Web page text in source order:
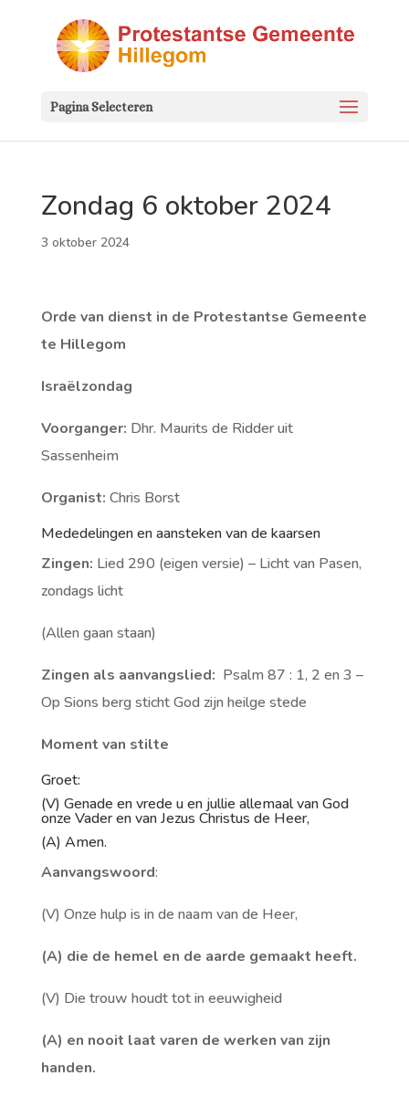
Pagina Selecteren
Zondag 6 oktober 2024
3 oktober 2024
Orde van dienst in de Protestantse Gemeente
te Hillegom
Israëlzondag
Voorganger: Dhr. Maurits de Ridder uit
Sassenheim
Organist: Chris Borst
Mededelingen en aansteken van de kaarsen
Zingen: Lied 290 (eigen versie) – Licht van Pasen,
zondags licht
(Allen gaan staan)
Zingen als aanvangslied: Psalm 87 : 1, 2 en 3 –
Op Sions berg sticht God zijn heilge stede
Moment van stilte
Groet:
(V) Genade en vrede u en jullie allemaal van God
onze Vader en van Jezus Christus de Heer,
(A) Amen.
Aanvangswoord:
(V) Onze hulp is in de naam van de Heer,
(A) die de hemel en de aarde gemaakt heeft.
(V) Die trouw houdt tot in eeuwigheid
(A) en nooit laat varen de werken van zijn
handen.